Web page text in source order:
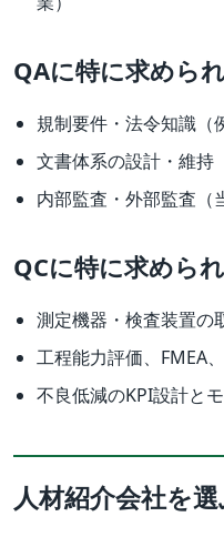
QAに特に求めら
規制要件・法令知識（
文書体系の設計・維持
内部監査・外部監査（
QCに特に求めら
測定機器・検査装置の
工程能力評価、FMEA
不良低減のKPI設計と
人材紹介会社を